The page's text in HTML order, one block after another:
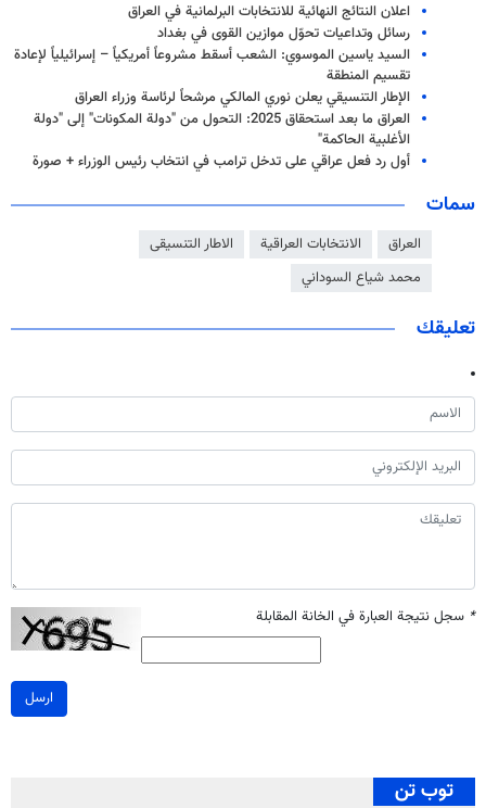
اعلان النتائج النهائية للانتخابات البرلمانية في العراق
رسائل وتداعيات تحوّل موازين القوى في بغداد
السيد ياسين الموسوي: الشعب أسقط مشروعاً أمريكياً – إسرائيلياً لإعادة
تقسيم المنطقة
الإطار التنسيقي يعلن نوري المالكي مرشحاً لرئاسة وزراء العراق
العراق ما بعد استحقاق 2025: التحول من "دولة المكونات" إلى "دولة
الأغلبية الحاكمة"
أول رد فعل عراقي على تدخل ترامب في انتخاب رئيس الوزراء + صورة
سمات
العراق الانتخابات العراقية
الاطار التنسیقی
محمد شياع السوداني
تعليقك
* سجل نتيجة العبارة في الخانة المقابلة
ارسل
توب تن